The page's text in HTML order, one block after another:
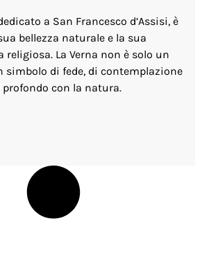
a San Francesco d’Assisi, è
bellezza naturale e la sua
religiosa. La Verna non è solo un
simbolo di fede, di contemplazione
con la natura.